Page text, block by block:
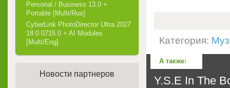
Категория:
А также:
Y.S.E In The
Personal / Business 13.0 +
Portable [Multi/Rus]
CyberLink PhotoDirector Ultra 2027
18.0.0715.0 + AI Modules
[Multi/Eng]
Новости партнеров